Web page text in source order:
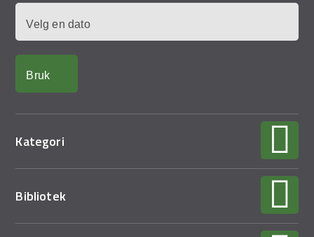
Kategori
Bibliotek